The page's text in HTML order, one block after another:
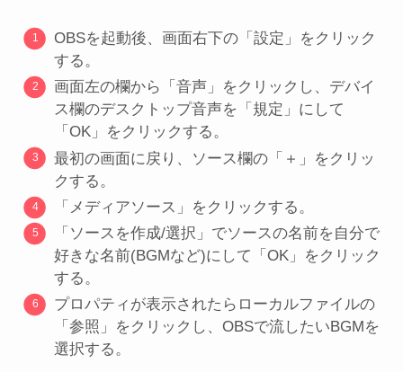
OBSを起動後、画面右下の「設定」をクリック
する。
画面左の欄から「音声」をクリックし、デバイ
ス欄のデスクトップ音声を「規定」にして
「OK」をクリックする。
最初の画面に戻り、ソース欄の「＋」をクリッ
クする。
「メディアソース」をクリックする。
「ソースを作成/選択」でソースの名前を自分で
好きな名前(BGMなど)にして「OK」をクリック
する。
プロパティが表示されたらローカルファイルの
「参照」をクリックし、OBSで流したいBGMを
選択する。